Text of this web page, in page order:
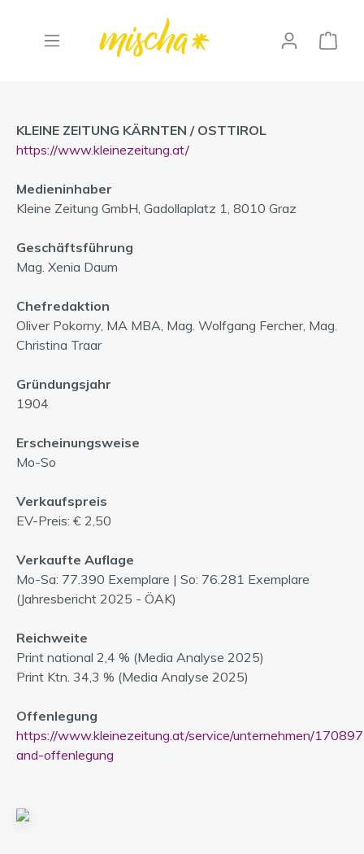
"Kleine Zeitung Kärnten / Osttirol"
KLEINE ZEITUNG KÄRNTEN / OSTTIROL
https://www.kleinezeitung.at/
Medieninhaber
Kleine Zeitung GmbH, Gadollaplatz 1, 8010 Graz
Geschäftsführung
Mag. Xenia Daum
Chefredaktion
Oliver Pokorny, MA MBA, Mag. Wolfgang Fercher, Mag.
Christina Traar
Gründungsjahr
1904
Erscheinungsweise
Mo-So
Verkaufspreis
EV-Preis: € 2,50
Verkaufte Auflage
Mo-Sa: 77.390 Exemplare | So: 76.281 Exemplare
(Jahresbericht 2025 - ÖAK)
Reichweite
Print national 2,4 % (Media Analyse 2025)
Print Ktn. 34,3 % (Media Analyse 2025)
Offenlegung
https://www.kleinezeitung.at/service/unternehmen/
and-offenlegung